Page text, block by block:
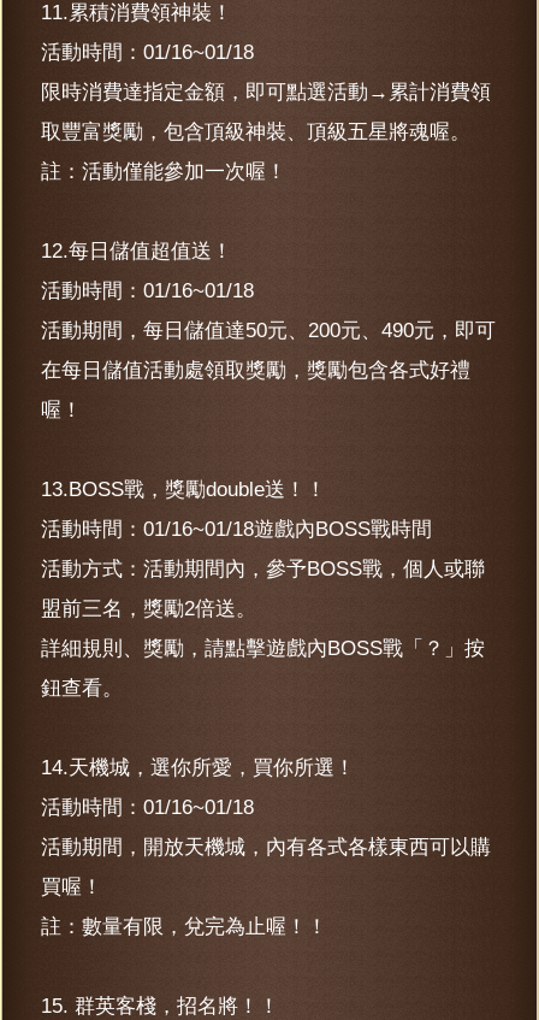
11.累積消費領神裝！
活動時間：01/16~01/18
限時消費達指定金額，即可點選活動→累計消費領
取豐富獎勵，包含頂級神裝、頂級五星將魂喔。
註：活動僅能參加一次喔！
12.每日儲值超值送！
活動時間：01/16~01/18
活動期間，每日儲值達50元、200元、490元，即可
在每日儲值活動處領取獎勵，獎勵包含各式好禮
喔！
13.BOSS戰，獎勵double送！！
活動時間：01/16~01/18遊戲內BOSS戰時間
活動方式：活動期間內，參予BOSS戰，個人或聯
盟前三名，獎勵2倍送。
詳細規則、獎勵，請點擊遊戲內BOSS戰「？」按
鈕查看。
14.天機城，選你所愛，買你所選！
活動時間：01/16~01/18
活動期間，開放天機城，內有各式各樣東西可以購
買喔！
註：數量有限，兌完為止喔！！
15. 群英客棧，招名將！！